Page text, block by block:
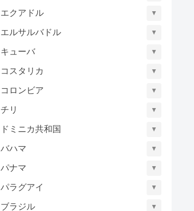
エクアドル ▼
エルサルバドル ▼
キューバ ▼
コスタリカ ▼
コロンビア ▼
チリ ▼
ドミニカ共和国 ▼
バハマ ▼
パナマ ▼
パラグアイ ▼
ブラジル ▼